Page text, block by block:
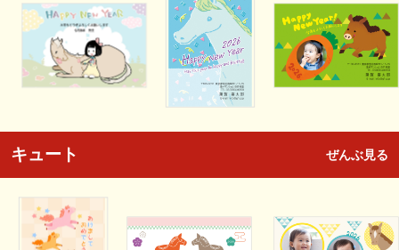
キュート ぜんぶ見る